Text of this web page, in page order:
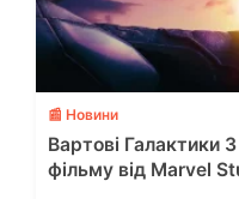
📰 Новини
Вартові Галактики
фільму від Marvel